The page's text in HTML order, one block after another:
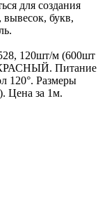
для создания
вывесок, букв,
120шт/м (600шт
КРАСНЫЙ. Питание
120°. Размеры
Цена за 1м.